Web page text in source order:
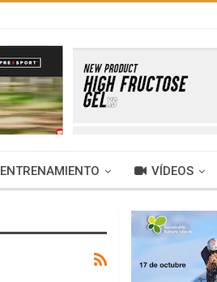
ENTRENAMIENTO VÍDEOS